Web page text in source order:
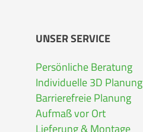
UNSER SERVICE
Persönliche Beratung
Individuelle 3D Planung
Barrierefreie Planung
Aufmaß vor Ort
Lieferung & Montage